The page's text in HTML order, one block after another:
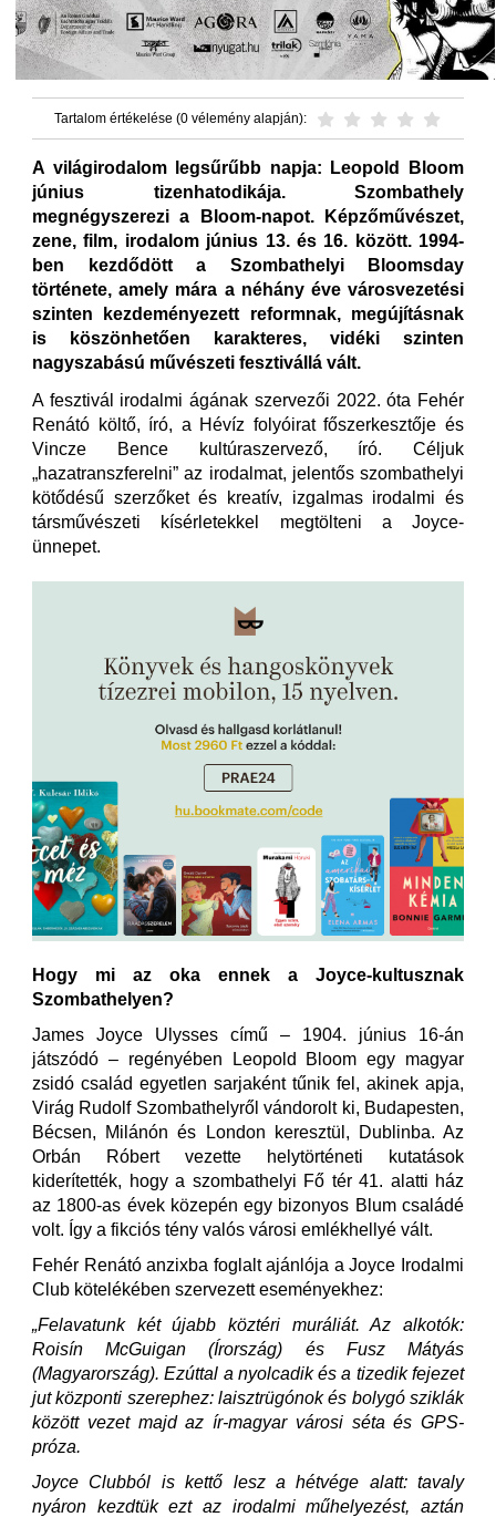
Tartalom értékelése (0 vélemény alapján):
A világirodalom legsűrűbb napja: Leopold Bloom
június tizenhatodikája. Szombathely
megnégyszerezi a Bloom-napot. Képzőművészet,
zene, film, irodalom június 13. és 16. között. 1994-
ben kezdődött a Szombathelyi Bloomsday
története, amely mára a néhány éve városvezetési
szinten kezdeményezett reformnak, megújításnak
is köszönhetően karakteres, vidéki szinten
nagyszabású művészeti fesztivállá vált.
A fesztivál irodalmi ágának szervezői 2022. óta Fehér
Renátó költő, író, a Hévíz folyóirat főszerkesztője és
Vincze Bence kultúraszervező, író. Céljuk
„hazatranszferelni” az irodalmat, jelentős szombathelyi
kötődésű szerzőket és kreatív, izgalmas irodalmi és
társművészeti kísérletekkel megtölteni a Joyce-
ünnepet.
Hogy mi az oka ennek a Joyce-kultusznak
Szombathelyen?
James Joyce Ulysses című – 1904. június 16-án
játszódó – regényében Leopold Bloom egy magyar
zsidó család egyetlen sarjaként tűnik fel, akinek apja,
Virág Rudolf Szombathelyről vándorolt ki, Budapesten,
Bécsen, Milánón és London keresztül, Dublinba. Az
Orbán Róbert vezette helytörténeti kutatások
kiderítették, hogy a szombathelyi Fő tér 41. alatti ház
az 1800-as évek közepén egy bizonyos Blum családé
volt. Így a fikciós tény valós városi emlékhellyé vált.
Fehér Renátó anzixba foglalt ajánlója a Joyce Irodalmi
Club kötelékében szervezett eseményekhez:
„Felavatunk két újabb köztéri muráliát. Az alkotók:
Roisín McGuigan (Írország) és Fusz Mátyás
(Magyarország). Ezúttal a nyolcadik és a tizedik fejezet
jut központi szerephez: laisztrügónok és bolygó sziklák
között vezet majd az ír-magyar városi séta és GPS-
próza.
Joyce Clubból is kettő lesz a hétvége alatt: tavaly
nyáron kezdtük ezt az irodalmi műhelyezést, aztán